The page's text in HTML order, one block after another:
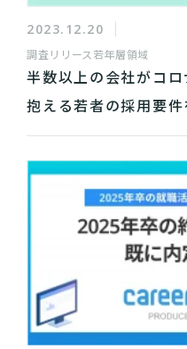
2023.12.20
調査リリース 若年層領域
半数以上の会社がコ
抱える若者の採用要件